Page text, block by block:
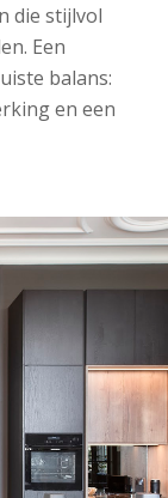
die stijlvol
Een
balans:
en een